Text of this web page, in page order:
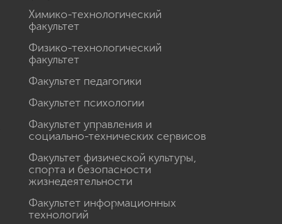
Химико-технологический
факультет
Физико-технологический
факультет
Факультет педагогики
Факультет психологии
Факультет управления и
социально-технических сервисов
Факультет физической культуры,
спорта и безопасности
жизнедеятельности
Факультет информационных
технологий